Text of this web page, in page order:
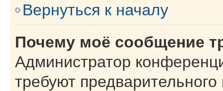
Вернуться к началу
Почему моё сообщение
Администратор
требуют